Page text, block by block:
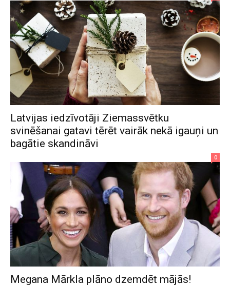
Latvijas iedzīvotāji Ziemassvētku
svinēšanai gatavi tērēt vairāk nekā igauņi un
bagātie skandināvi
0
Megana Mārkla plāno dzemdēt mājās!